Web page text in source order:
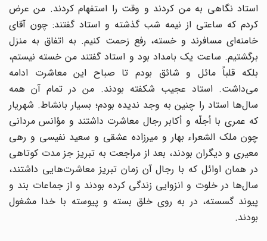
استاد نگاهی به من کردند و وقت را استفهام کردند. من عرض
کردم که ساعتی از نیمه شب گذشته و استاد گفتند: چون آقای
خامنه‌ای مسافرند و خسته، رفع زحمت کنیم. به اتفاق به منزل
برگشتیم. ساعت یک بامداد بود و استاد گفتند من خسته نیستم،
بلکه قلباً مائل و شائق بودم تا صباح این معاشرت ادامه
می‌داشت. استاد عجیب شکفته بودند. من در تمام آن همه
سال‌ها استاد را چنین به وجد ندیده بودم؛ بسیار بانشاط. شهریار
که عمری با أجلّه و أکابر رجال معاشرت داشتند و مؤانس مردانی
چون ملک الشعراء بهار و میرزاده عشقی و سعید نفیسی و رهی
معیری و دیگران بودند، بعد از مراجعت به تبریز جز مدت کوتاهی
در همان اوائل که با رجال آن زمان تبریز معاشرت‌هایی داشتند،
سال‌ها در خلوت و انزوایی زندگی کرده بودند و از جماعات بند و
پیوند گسسته، در به روی خلق بسته و پیوسته با خدا مشغول
بودند.